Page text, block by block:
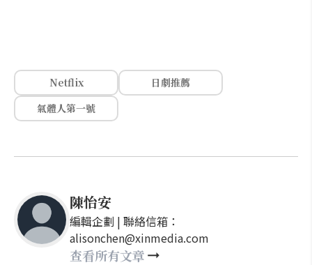
Netflix
日劇推薦
氣體人第一號
陳怡安
編輯企劃 | 聯絡信箱：
alisonchen@xinmedia.com
查看所有文章